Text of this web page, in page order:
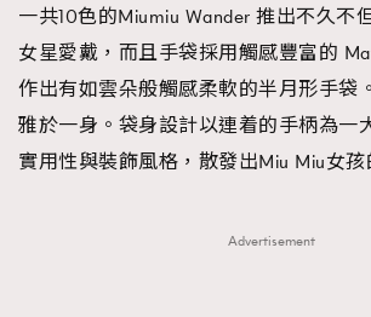
一共10色的Miumiu Wander 推出不久不
女星愛戴，而且手袋採用觸感豐富的
作出有如雲朵般觸感柔軟的半月形手袋
雅於一身。袋身設計以連着的手柄為一
實用性與裝飾風格，散發出Miu Miu女孩
Advertisement